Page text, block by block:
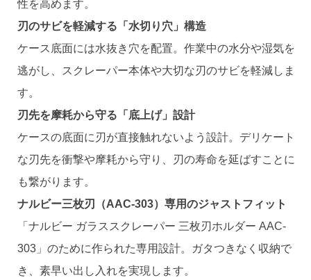
性を高めます。
刃のサビを軽減する「水切り穴」構造
ケース底面には水抜き穴を配置。作業中の水分や湿気を
逃がし、スクレーパー本体や大切な刃のサビを軽減しま
す。
刃先を摩耗から守る「底上げ」設計
ケースの底面に刃が直接触れないよう設計。デリケート
な刃先を衝撃や摩耗から守り、刃の寿命を延ばすことに
も繋がります。
ナルビー三枚刃（AAC-303）専用のジャストフィット
「ナルビー ガラススクレーパー 三枚刃ホルダー AAC-
303」のために作られた専用設計。ガタつきなく収納で
き、素早い出し入れを実現します。